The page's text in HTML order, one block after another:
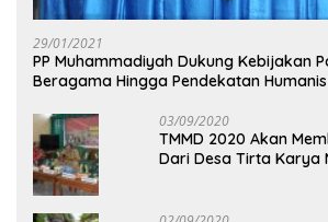
29/01/2021
PP Muhammadiyah Dukung Kebijakan
Beragama Hingga Pendekatan Humanis
03/09/2020
TMMD 2020 Akan
Dari Desa Tirta Karya